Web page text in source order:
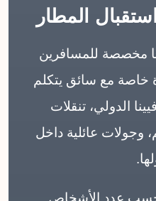
المطار
مخصصة للمسافرين
خاصة مع سائق يتكلم
الدولي، تنقلات
وجولات عائلية داخل
عدد الأشخاص